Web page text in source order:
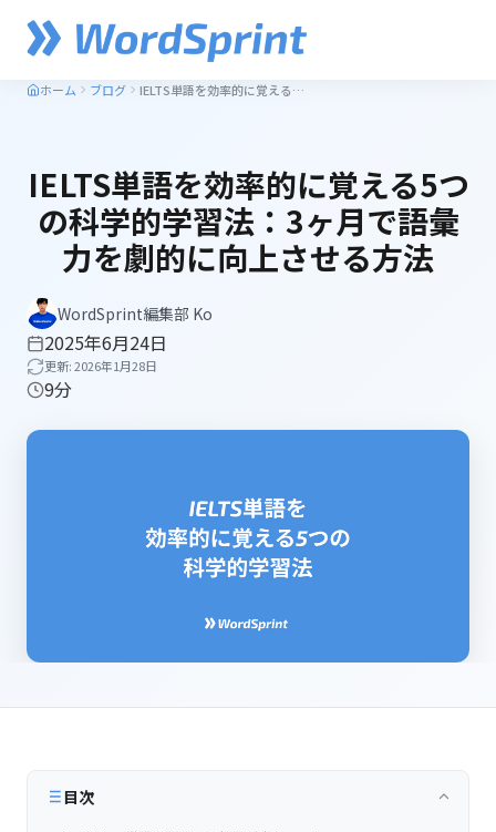
ホーム ブログ IELTS単語を効率的に覚える5つの科学的学習法：3ヶ月で語彙力を劇的に向上させる方法
IELTS単語を効率的に覚える5つ
の科学的学習法：3ヶ月で語彙
力を劇的に向上させる方法
WordSprint編集部 Ko
2025年6月24日
更新: 2026年1月28日
9分
目次